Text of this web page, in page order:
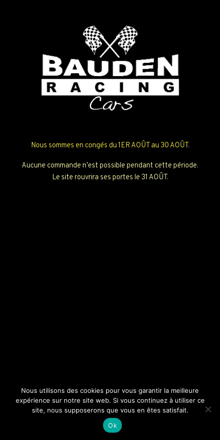
Nous sommes en congés du 1ER AOÛT au 30 AOÛT.
Aucune commande n’est possible pendant cette période.
Le site rouvrira ses portes le 31 AOÛT.
Nous utilisons des cookies pour vous garantir la meilleure
expérience sur notre site web. Si vous continuez à utiliser ce
site, nous supposerons que vous en êtes satisfait.
Ok